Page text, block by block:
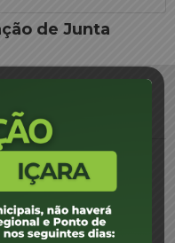
de Junta